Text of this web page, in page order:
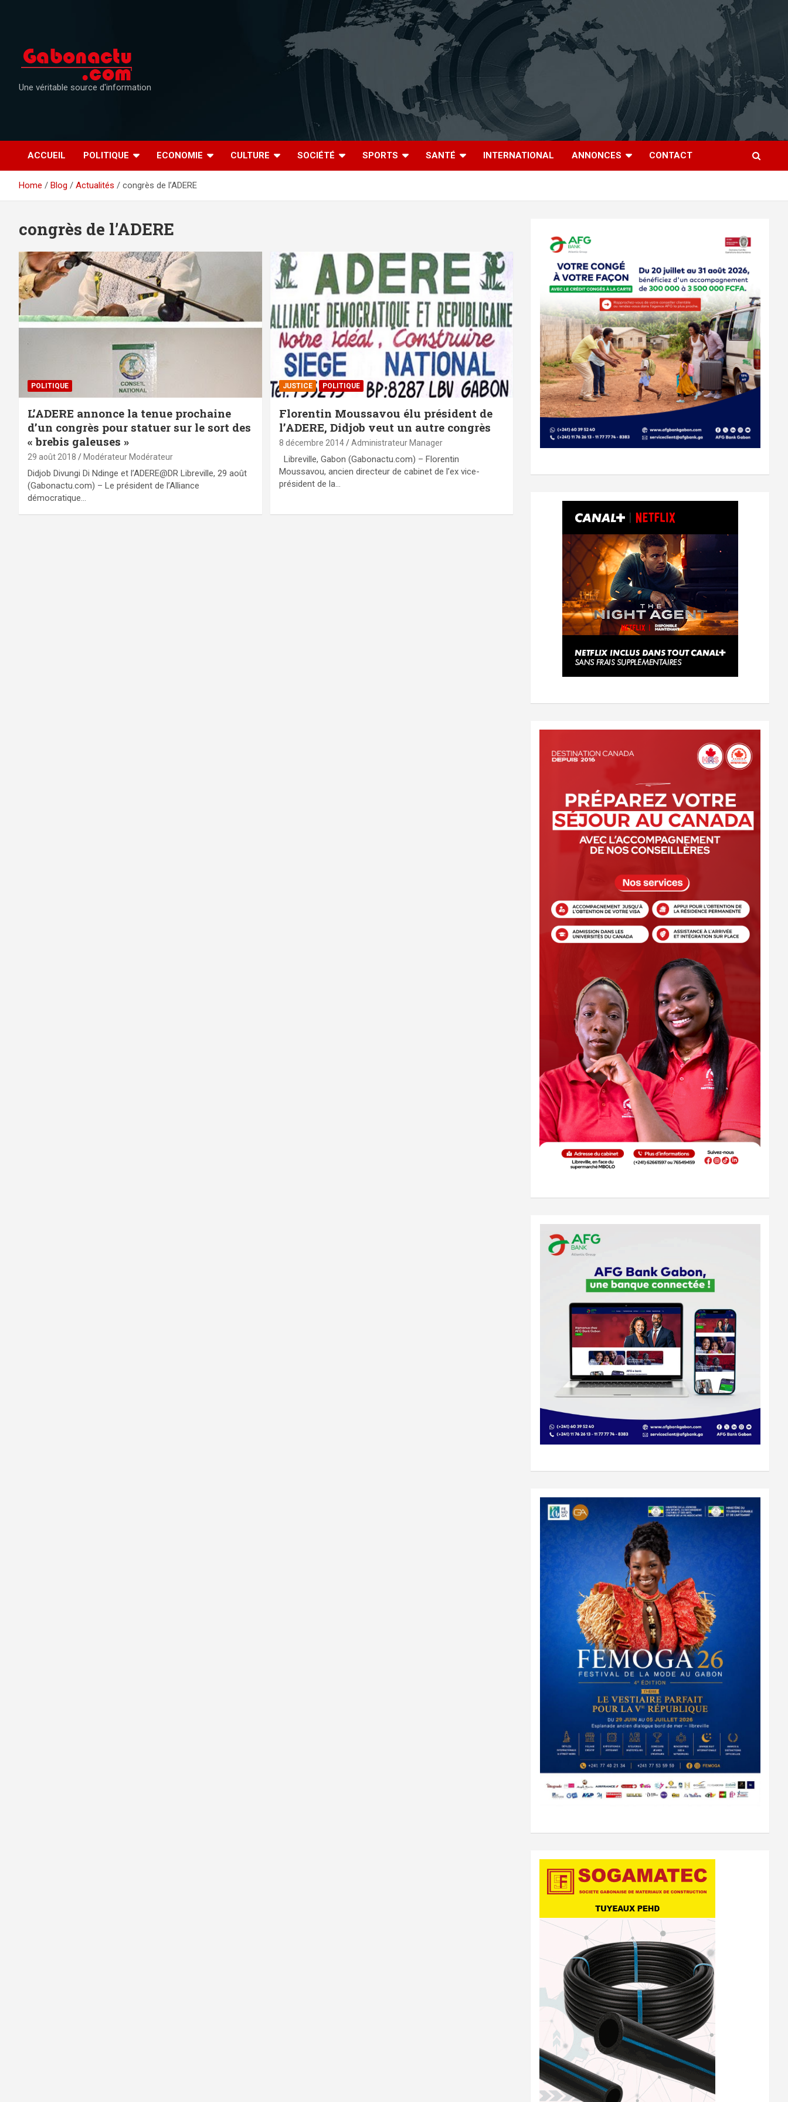
Une véritable source d'information
ACCUEIL POLITIQUE ECONOMIE CULTURE SOCIÉTÉ SPORTS SANTÉ INTERNATIONAL ANNONCES CONTACT
Home Blog Actualités congrès de l’ADERE
congrès de l’ADERE
POLITIQUE
L’ADERE annonce la tenue prochaine
d’un congrès pour statuer sur le sort des
« brebis galeuses »
29 août 2018 Modérateur Modérateur
Didjob Divungi Di Ndinge et l’ADERE@DR Libreville, 29 août
(Gabonactu.com) – Le président de l’Alliance
démocratique…
JUSTICE POLITIQUE
Florentin Moussavou élu président de
l’ADERE, Didjob veut un autre congrès
8 décembre 2014 Administrateur Manager
Libreville, Gabon (Gabonactu.com) – Florentin
Moussavou, ancien directeur de cabinet de l’ex vice-
président de la…